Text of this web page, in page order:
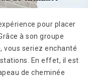
pour placer
à son groupe
vous seriez enchanté
En effet, il est
de cheminée